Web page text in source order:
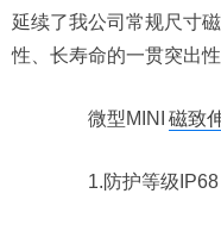
延续了我公司常规尺寸
性、长寿命的一贯突出性
微型MINI 磁致
1.防护等级IP68